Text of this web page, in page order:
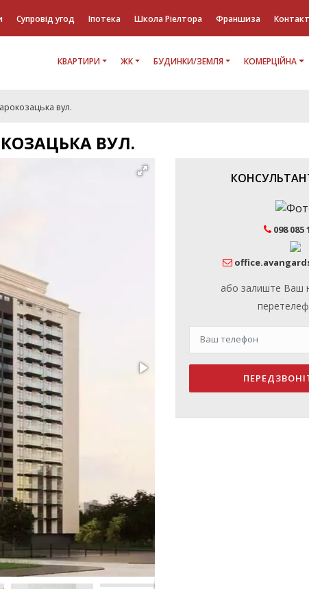
Супровід угод Іпотека Школа Ріелтора Франшиза
КВАРТИРИ ЖК БУДИНКИ/ЗЕМЛЯ КОМЕРЦІЙНА
вул.
ВУЛ.
098 085
або залиште Ваш